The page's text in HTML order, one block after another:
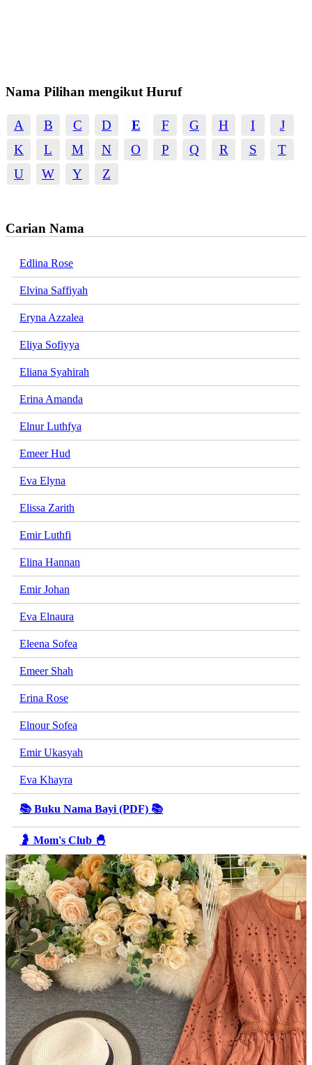
Nama Pilihan mengikut Huruf
A B C D E F G H I
J
K
L M N O P Q R S
T
U
W Y Z
Carian Nama
Edlina Rose
Elvina Saffiyah
Eryna Azzalea
Eliya Sofiyya
Eliana Syahirah
Erina Amanda
Elnur Luthfya
Emeer Hud
Eva Elyna
Elissa Zarith
Emir Luthfi
Elina Hannan
Emir Johan
Eva Elnaura
Eleena Sofea
Emeer Shah
Erina Rose
Elnour Sofea
Emir Ukasyah
Eva Khayra
📚 Buku Nama Bayi (PDF) 📚
🤰 Mom's Club 🐣